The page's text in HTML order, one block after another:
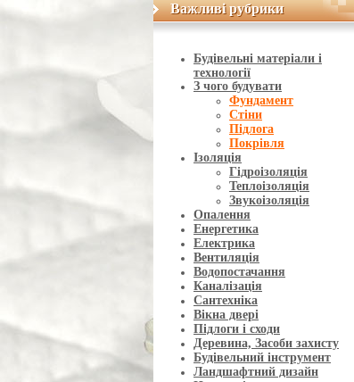
Важливі рубрики
Важливі рубрики
Будівельні матеріали і
технології
З чого будувати
Фундамент
Стіни
Підлога
Покрівля
Ізоляція
Гідроізоляція
Теплоізоляція
Звукоізоляція
Опалення
Енергетика
Електрика
Вентиляція
Водопостачання
Каналізація
Сантехніка
Вікна двері
Підлоги і сходи
Деревина, Засоби захисту
Будівельний інструмент
Ландшафтний дизайн